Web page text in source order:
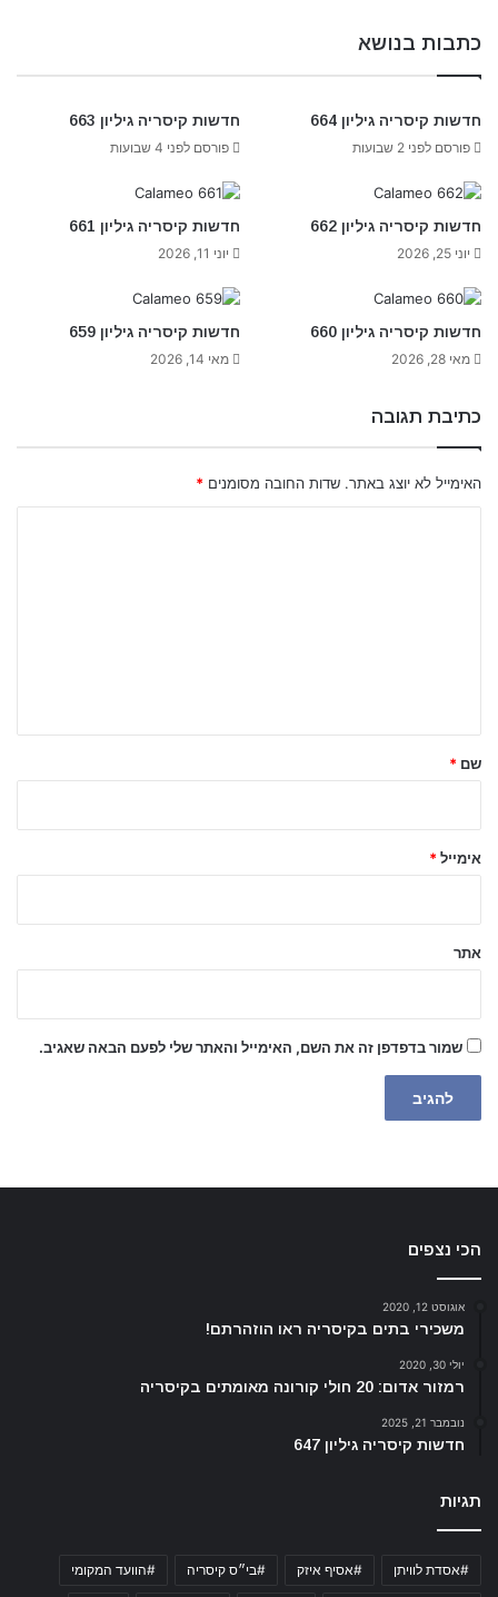
כתבות בנושא
חדשות קיסריה גיליון 664
פורסם לפני 2 שבועות
חדשות קיסריה גיליון 663
פורסם לפני 4 שבועות
חדשות קיסריה גיליון 662
יוני 25, 2026
חדשות קיסריה גיליון 661
יוני 11, 2026
חדשות קיסריה גיליון 660
מאי 28, 2026
חדשות קיסריה גיליון 659
מאי 14, 2026
כתיבת תגובה
האימייל לא יוצג באתר. שדות החובה מסומנים *
ל
שם *
אימייל *
אתר
שמור בדפדפן זה את השם, האימייל והאתר שלי לפעם הבאה שאגיב.
הכי נצפים
אוגוסט 12, 2020
משכירי בתים בקיסריה ראו הוזהרתם!
יולי 30, 2020
רמזור אדום: 20 חולי קורונה מאומתים בקיסריה
נובמבר 21, 2025
חדשות קיסריה גיליון 647
תגיות
#אסדת לוויתן #אסיף איזק #בי״ס קיסריה #הוועד המקומי